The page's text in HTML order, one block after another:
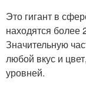
Это гигант в
находятся более
Значительную
любой вкус и
уровней.